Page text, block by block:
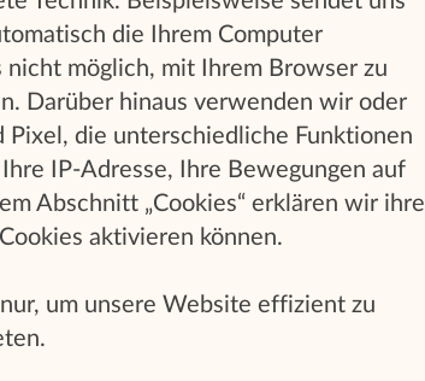
die Ihrem Computer
möglich, mit Ihrem Browser zu
Darüber hinaus verwenden wir oder
die unterschiedliche Funktionen
IP-Adresse, Ihre Bewegungen auf
Abschnitt „Cookies“ erklären wir ihre
aktivieren können.
um unsere Website effizient zu